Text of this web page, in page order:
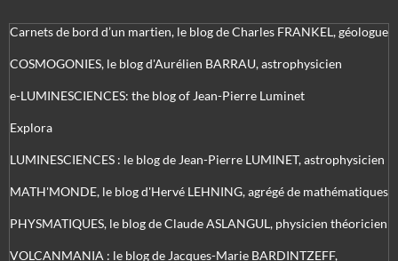
Carnets de bord d’un martien, le blog de Charles FRANKEL, géologue
COSMOGONIES, le blog d'Aurélien BARRAU, astrophysicien
e-LUMINESCIENCES: the blog of Jean-Pierre Luminet
Explora
LUMINESCIENCES : le blog de Jean-Pierre LUMINET, astrophysicien
MATH'MONDE, le blog d'Hervé LEHNING, agrégé de mathématiques
PHYSMATIQUES, le blog de Claude ASLANGUL, physicien théoricien
VOLCANMANIA : le blog de Jacques-Marie BARDINTZEFF,